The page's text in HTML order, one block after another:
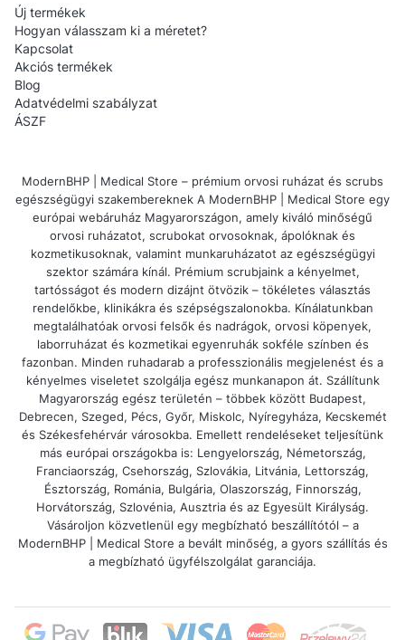
kórházban, rendelőben vagy mentési
tevékenységek közben.
3. Könnyűek a férfi orvosi cipők?
Igen, a szilárd konstrukció ellenére a cipők
gyaloglás során fellépő fáradtságot.
4. Mosásra és fertőtlenítésre
alkalmasak a cipők?
Természetesen – a legtöbb modell vízálló
anyagból készült, amelyek könnyen
tisztíthatók.
Új termékek
Hogyan válasszam ki a méretet?
Kapcsolat
Akciós termékek
Blog
Adatvédelmi szabályzat
ÁSZF
ModernBHP | Medical Store – prémium orvosi ruházat és scrubs
egészségügyi szakembereknek A ModernBHP | Medical Store egy
európai webáruház Magyarországon, amely kiváló minőségű
orvosi ruházatot, scrubokat orvosoknak, ápolóknak és
kozmetikusoknak, valamint munkaruházatot az egészségügyi
szektor számára kínál. Prémium scrubjaink a kényelmet,
tartósságot és modern dizájnt ötvözik – tökéletes választás
rendelőkbe, klinikákra és szépségszalonokba. Kínálatunkban
megtalálhatóak orvosi felsők és nadrágok, orvosi köpenyek,
laborruházat és kozmetikai egyenruhák sokféle színben és
fazonban. Minden ruhadarab a professzionális megjelenést és a
kényelmes viseletet szolgálja egész munkanapon át. Szállítunk
Magyarország egész területén – többek között Budapest,
Debrecen, Szeged, Pécs, Győr, Miskolc, Nyíregyháza, Kecskemét
és Székesfehérvár városokba. Emellett rendeléseket teljesítünk
más európai országokba is: Lengyelország, Németország,
Franciaország, Csehország, Szlovákia, Litvánia, Lettország,
Észtország, Románia, Bulgária, Olaszország, Finnország,
Horvátország, Szlovénia, Ausztria és az Egyesült Királyság.
Vásároljon közvetlenül egy megbízható beszállítótól – a
ModernBHP | Medical Store a bevált minőség, a gyors szállítás és
a megbízható ügyfélszolgálat garanciája.